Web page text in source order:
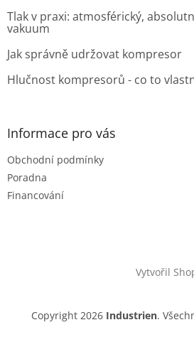
Tlak v praxi: atmosférický,
vakuum
Jak správně udržovat kompresor
Hlučnost kompresorů - co to
Informace pro vás
Obchodní podmínky
Poradna
Financování
Vytvořil
Copyright 2026 Industrien.